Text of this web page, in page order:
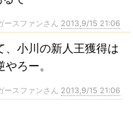
スファンさん 2013,9/15 21:06
、小川の新人王獲得は
ろー。
スファンさん 2013,9/15 21:06